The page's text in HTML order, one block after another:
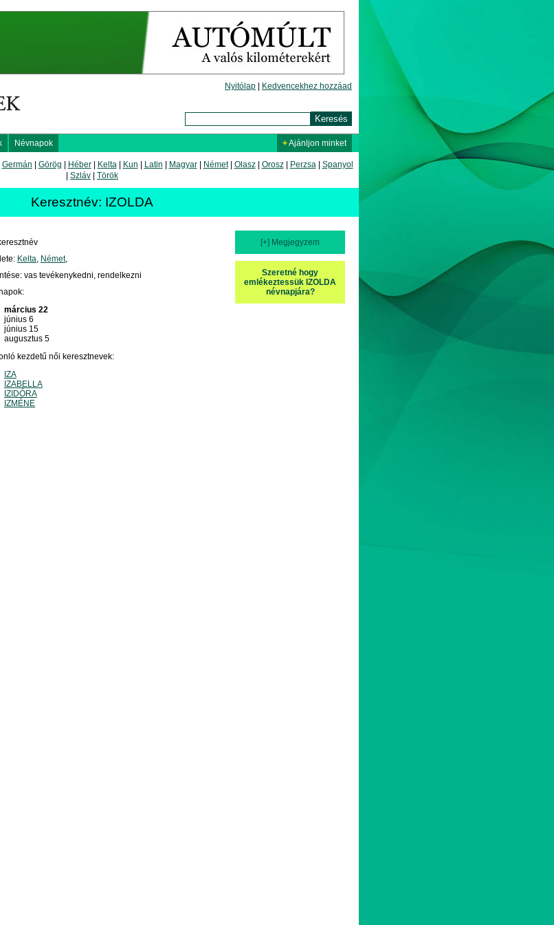
Nyitólap Kedvencekhez hozzáad
Névnapok +Ajánljon minket
Germán Görög Héber| Kelta| Kun Latin Magyar| Német| Olasz| Orosz| Perzsa| Spanyol
Szláv Török
Keresztnév: IZOLDA
[+] Megjegyzem
Szeretné hogy
emlékeztessük IZOLDA
névnapjára?
Kelta, Német,
vas tevékenykedni, rendelkezni
március 22
június 6
június 15
augusztus 5
kezdetű női keresztnevek:
IZA
IZABELLA
IZIDÓRA
IZMÉNE